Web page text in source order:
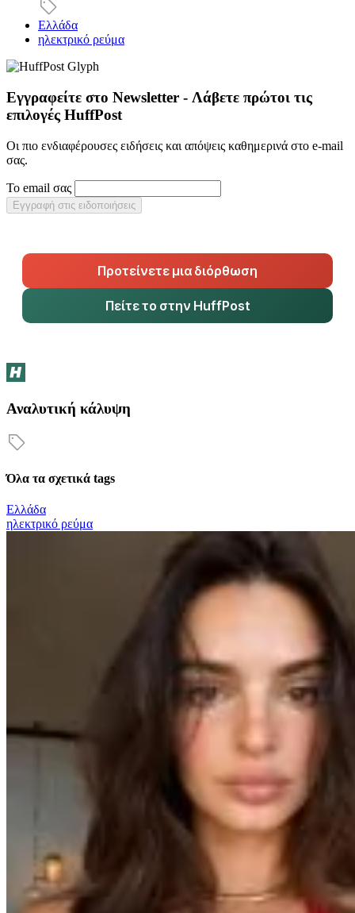
Ελλάδα
ηλεκτρικό ρεύμα
Εγγραφείτε στο Newsletter - Λάβετε πρώτοι τις
επιλογές HuffPost
Οι πιο ενδιαφέρουσες ειδήσεις και απόψεις καθημερινά στο e-mail
σας.
Το email σας
Εγγραφή στις ειδοποιήσεις
Προτείνετε μια διόρθωση
Πείτε το στην HuffPost
Αναλυτική κάλυψη
Όλα τα σχετικά tags
Ελλάδα
ηλεκτρικό ρεύμα